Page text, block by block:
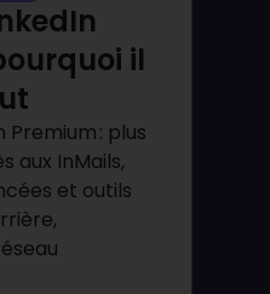
il
Premium : plus
aux InMails,
et outils